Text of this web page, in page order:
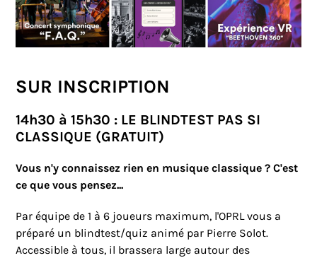
SUR INSCRIPTION
14h30 à 15h30 : LE BLINDTEST PAS SI
CLASSIQUE (GRATUIT)
Vous n'y connaissez rien en musique classique ? C'est
ce que vous pensez...
Par équipe de 1 à 6 joueurs maximum, l'OPRL vous a
préparé un blindtest/quiz animé par Pierre Solot.
Accessible à tous, il brassera large autour des